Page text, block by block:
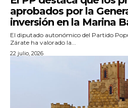
aprobados por la
inversión en la Marina
El diputado autonómico del Partido
Zárate ha valorado la...
22 julio, 2026